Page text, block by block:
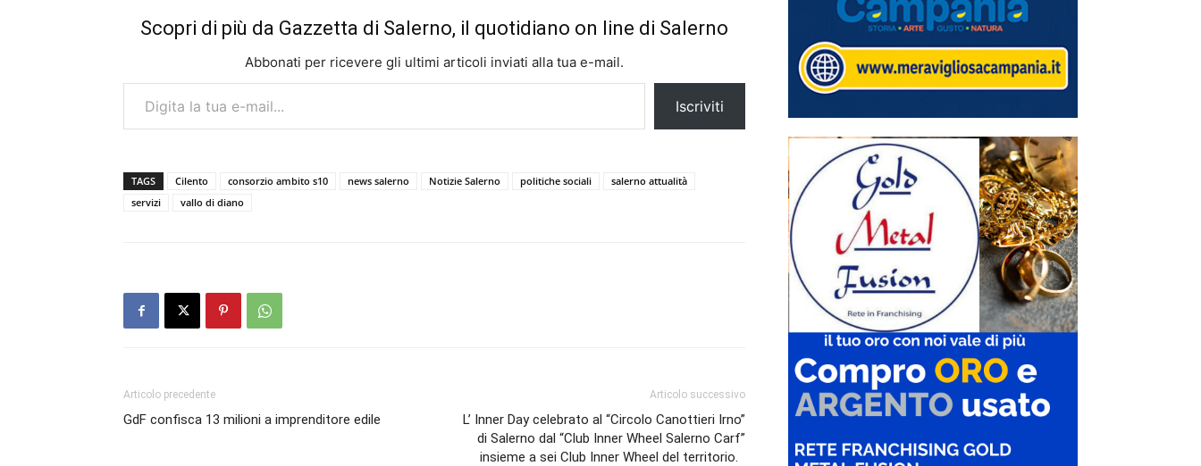
Scopri di più da Gazzetta di Salerno, il quotidiano on line di Salerno
Abbonati per ricevere gli ultimi articoli inviati alla tua e-mail.
Digita la tua e-mail...
Iscriviti
TAGS Cilento consorzio ambito s10 news salerno Notizie Salerno politiche sociali
salerno attualità
servizi
vallo di diano
Articolo precedente
GdF confisca 13 milioni a imprenditore edile
Articolo successivo
L’ Inner Day celebrato al “Circolo Canottieri Irno”
di Salerno dal “Club Inner Wheel Salerno Carf”
insieme a sei Club Inner Wheel del territorio.